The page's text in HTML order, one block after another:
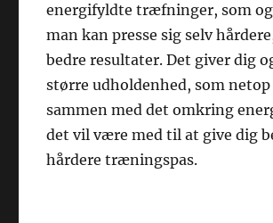
energifyldte træfninger, som
man kan presse sig selv
bedre resultater. Det giver dig
større udholdenhed, som
sammen med det omkring
det vil være med til at give dig
hårdere træningspas.